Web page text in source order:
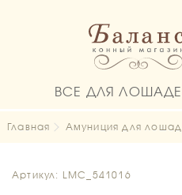
ВСЕ ДЛЯ
Главная Амуниция для
Артикул: LMC_541016